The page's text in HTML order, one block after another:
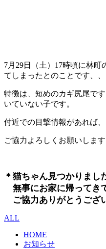
7月29日（土）17時頃に林
てしまったとのことです、、
特徴は、短めのカギ尻尾で
いていない子です。
付近での目撃情報があれば
ご協力よろしくお願いします
＊猫ちゃん見つかりまし
無事にお家に帰ってき
ご協力ありがとうござ
ALL
HOME
お知らせ